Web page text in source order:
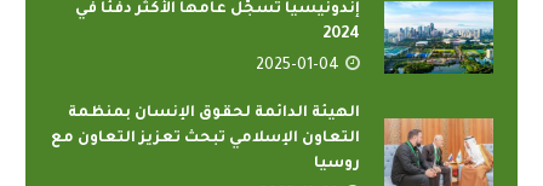
إندونيسيا تسجّل عامها الأكثر دفئا في
2024
2025-01-04
الهيئة الدائمة لحقوق الإنسان بمنظمة
التعاون الإسلامي تبحث تعزيز التعاون مع
روسيا